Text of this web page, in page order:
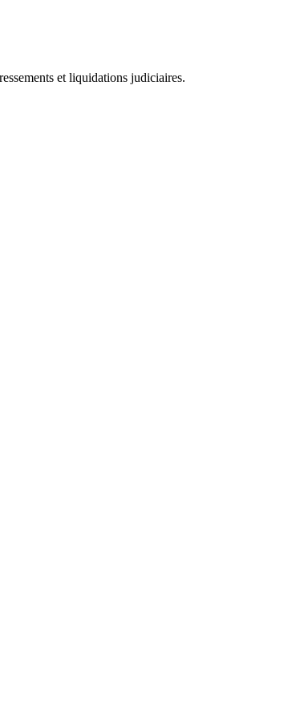
et liquidations judiciaires.